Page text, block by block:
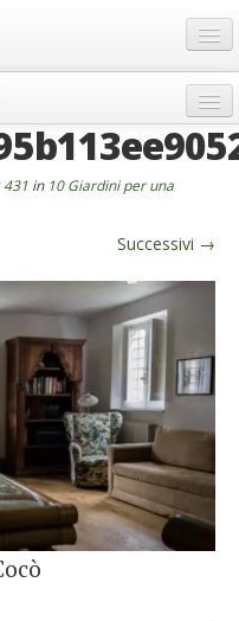
431 in 10 Giardini per una
Successivi →